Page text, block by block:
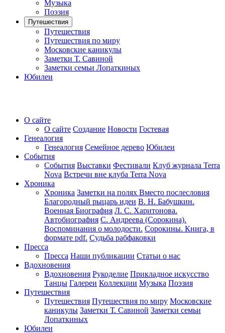
Музыка
Поэзия
Путешествия
Путешествия
Путешествия по миру
Московские каникулы
Заметки Т. Савиной
Заметки семьи Лопаткиных
Юбилеи
О сайте
О сайте Создание Новости Гостевая
Генеалогия
Генеалогия Семейное дерево Юбилеи
События
События Выставки Фестивали Клуб журнала Terra
Nova Встречи вне клуба Terra Nova
Хроника
Хроника Заметки на полях Вместо послесловия
Благородный рыцарь идеи В. Н. Бабушкин.
Военная Биография Л. С. Харитонова.
Автобиография С. Андреева (Сорокина).
Воспоминания о молодости. Сорокины. Книга, в
формате pdf. Судьба рабфаковки
Пресса
Пресса Наши публикации Статьи о нас
Вдохновения
Вдохновения Рукоделие Прикладное искусство
Танцы Галереи Коллекции Музыка Поэзия
Путешествия
Путешествия Путешествия по миру Московские
каникулы Заметки Т. Савиной Заметки семьи
Лопаткиных
Юбилеи